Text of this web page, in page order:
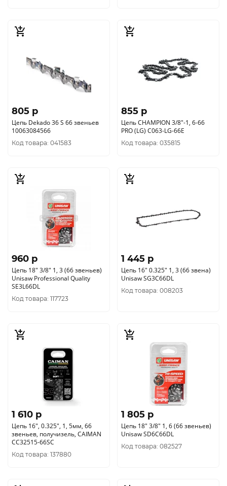
805 p
Цепь Dekado 36 S 66 звеньев
10063084566
Код товара: 041583
855 p
Цепь CHAMPION 3/8"-1, 6-66
PRO (LG) C063-LG-66E
Код товара: 035815
960 p
Цепь 18" 3/8" 1, 3 (66 звеньев)
Unisaw Professional Quality
SE3L66DL
Код товара: 117723
1 445 p
Цепь 16" 0.325" 1, 3 (66 звена)
Unisaw SG3C66DL
Код товара: 008203
1 610 p
Цепь 16", 0.325", 1, 5мм, 66
звеньев, получизель, CAIMAN
CC32515-66SC
Код товара: 137880
1 805 p
Цепь 18" 3/8" 1, 6 (66 звеньев)
Unisaw SD6C66DL
Код товара: 082527